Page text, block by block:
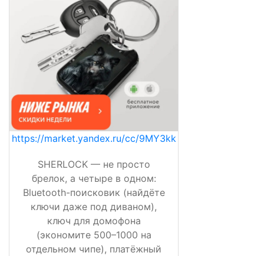
https://market.yandex.ru/cc/9MY3kk
SHERLOCK — не просто
брелок, а четыре в одном:
Bluetooth-поисковик (найдёте
ключи даже под диваном),
ключ для домофона
(экономите 500–1000 на
отдельном чипе), платёжный